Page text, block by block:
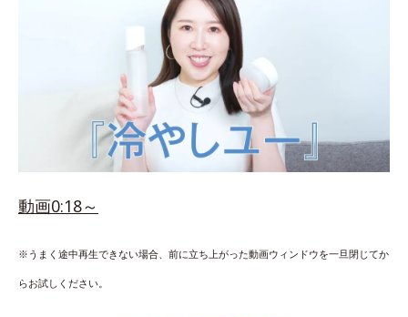
動画0:18～
※うまく途中再生できない場合、前に立ち上がった動画ウィンドウを一旦閉じてか
らお試しください。